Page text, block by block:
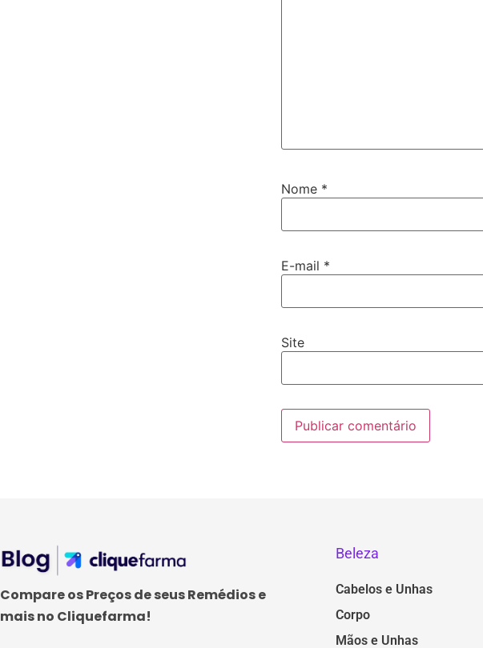
Nome *
E-mail *
Site
Compare os Preços de seus Remédios e
mais no Cliquefarma!
Beleza
Cabelos e Unhas
Corpo
Mãos e Unhas